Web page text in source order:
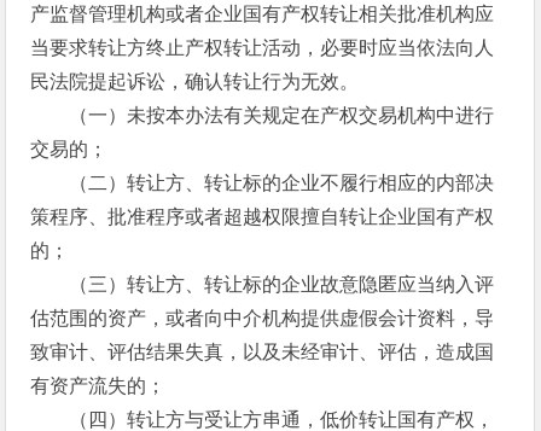
产监督管理机构或者企业国有产权转让相关批准机构应
当要求转让方终止产权转让活动，必要时应当依法向人
民法院提起诉讼，确认转让行为无效。
（一）未按本办法有关规定在产权交易机构中进行
交易的；
（二）转让方、转让标的企业不履行相应的内部决
策程序、批准程序或者超越权限擅自转让企业国有产权
的；
（三）转让方、转让标的企业故意隐匿应当纳入评
估范围的资产，或者向中介机构提供虚假会计资料，导
致审计、评估结果失真，以及未经审计、评估，造成国
有资产流失的；
（四）转让方与受让方串通，低价转让国有产权，